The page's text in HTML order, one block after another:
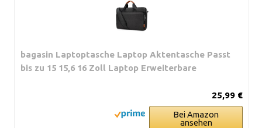
bagasin Laptoptasche Laptop Aktentasche Passt
bis zu 15 15,6 16 Zoll Laptop Erweiterbare
25,99 €
Bei Amazon
ansehen